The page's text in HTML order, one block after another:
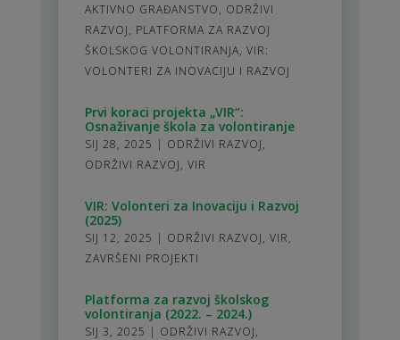
AKTIVNO GRAĐANSTVO, ODRŽIVI
RAZVOJ, PLATFORMA ZA RAZVOJ
ŠKOLSKOG VOLONTIRANJA, VIR:
VOLONTERI ZA INOVACIJU I RAZVOJ
Prvi koraci projekta „VIR“:
Osnaživanje škola za volontiranje
SIJ 28, 2025 | ODRŽIVI RAZVOJ,
ODRŽIVI RAZVOJ, VIR
VIR: Volonteri za Inovaciju i Razvoj
(2025)
SIJ 12, 2025 | ODRŽIVI RAZVOJ, VIR,
ZAVRŠENI PROJEKTI
Platforma za razvoj školskog
volontiranja (2022. – 2024.)
SIJ 3, 2025 | ODRŽIVI RAZVOJ,